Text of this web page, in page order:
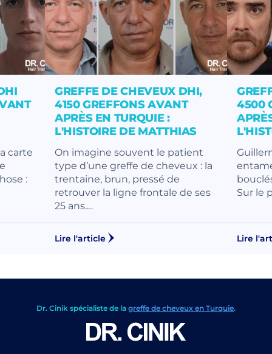
carte
:
GREFFE DE CHEVEUX DHI,
4150 GREFFONS AVANT
APRÈS EN TURQUIE :
L'HISTOIRE DE MATTHIAS
On imagine souvent le patient
type d’une greffe de cheveux : la
trentaine, brun, pressé de
retrouver la ligne frontale de ses
25 ans.…
Lire l'article
4500
Sur le
Lire
Dr. Cinik spécialiste de lagreffe de cheveux en Turquie.